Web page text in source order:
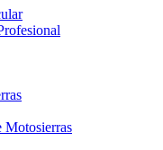
Motosierras